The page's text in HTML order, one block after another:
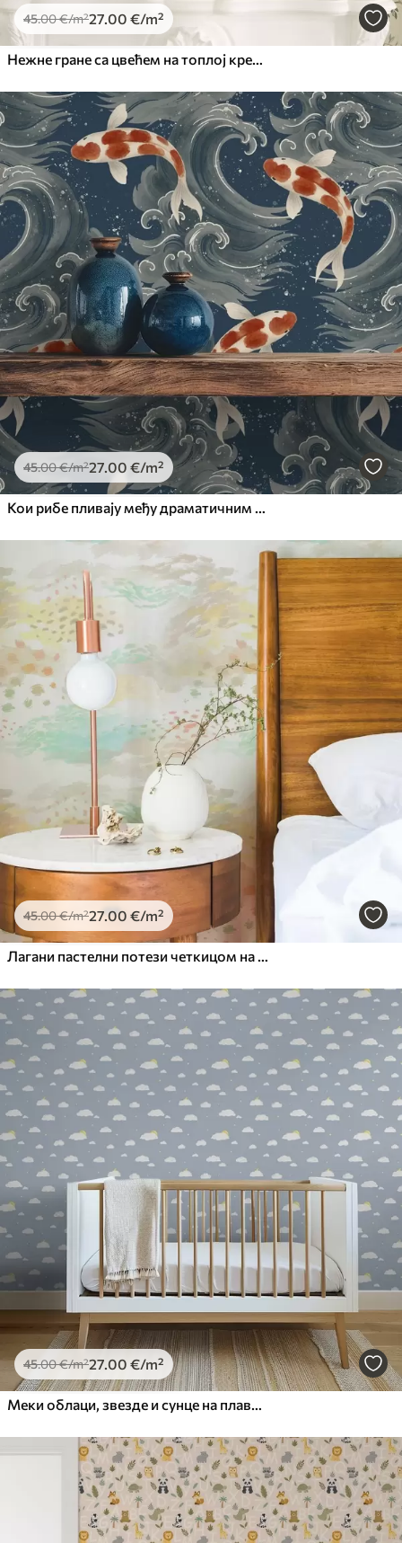
45.00€/m²27.00 €/m²
Нежне гране са цвећем на топлој кремастој позадини
45.00€/m²27.00 €/m²
Кои рибе пливају међу драматичним океанским таласима
45.00€/m²27.00 €/m²
Лагани пастелни потези четкицом на скоро белој позадини
45.00€/m²27.00 €/m²
Меки облаци, звезде и сунце на плавој позадини